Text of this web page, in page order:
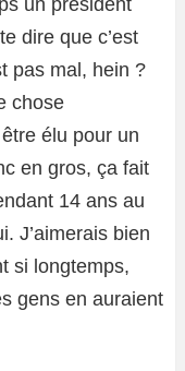
un président
dire que c’est
pas mal, hein ?
chose
élu pour un
en gros, ça fait
14 ans au
J’aimerais bien
si longtemps,
gens en auraient